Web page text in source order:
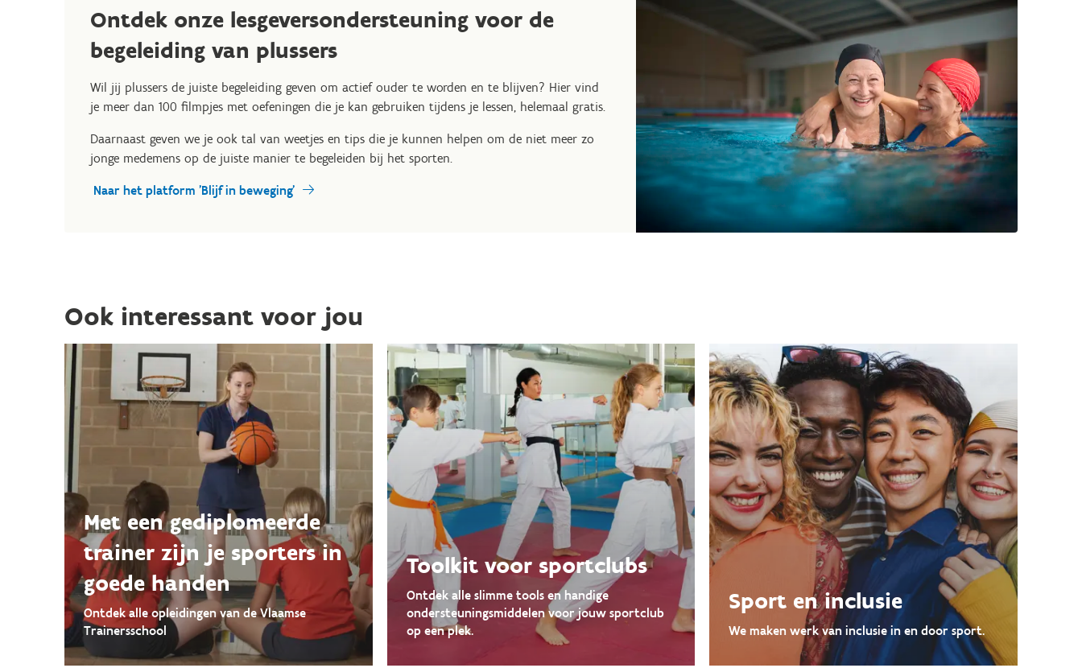
Ontdek onze lesgeversondersteuning voor de
begeleiding van plussers
Wil jij plussers de juiste begeleiding geven om actief ouder te worden en te blijven? Hier vind
je meer dan 100 filmpjes met oefeningen die je kan gebruiken tijdens je lessen, helemaal gratis.
Daarnaast geven we je ook tal van weetjes en tips die je kunnen helpen om de niet meer zo
jonge medemens op de juiste manier te begeleiden bij het sporten.
Naar het platform 'Blijf in beweging'
Ook interessant voor jou
Met een gediplomeerde
trainer zijn je sporters in
goede handen
Ontdek alle opleidingen van de Vlaamse
Trainersschool
Toolkit voor sportclubs
Ontdek alle slimme tools en handige
ondersteuningsmiddelen voor jouw sportclub
op een plek.
Sport en inclusie
We maken werk van inclusie in en door sport.